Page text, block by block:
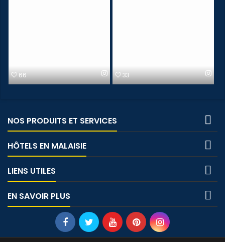
66 33
NOS PRODUITS ET SERVICES 
HÔTELS EN MALAISIE 
LIENS UTILES 
EN SAVOIR PLUS 